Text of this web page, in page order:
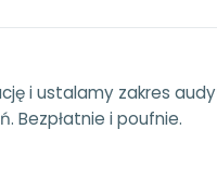
i ustalamy zakres
Bezpłatnie i poufnie.